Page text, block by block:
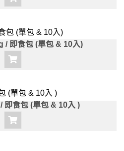
/ 即食包 (單包 & 10入)
即食包 (單包 & 10入 )